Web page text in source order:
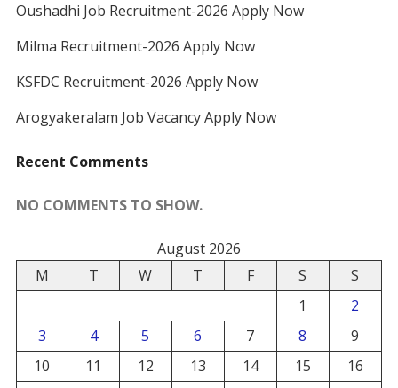
Oushadhi Job Recruitment-2026 Apply Now
Milma Recruitment-2026 Apply Now
KSFDC Recruitment-2026 Apply Now
Arogyakeralam Job Vacancy Apply Now
Recent Comments
NO COMMENTS TO SHOW.
August 2026
M
T W T F S
S
1
2
3
4 5 6 7 8
9
10
11 12 13 14 15
16